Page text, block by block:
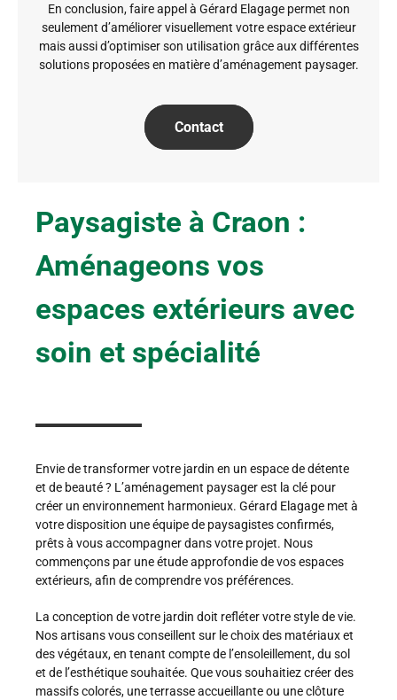
En conclusion, faire appel à Gérard Elagage permet non
seulement d’améliorer visuellement votre espace extérieur
mais aussi d’optimiser son utilisation grâce aux différentes
solutions proposées en matière d’aménagement paysager.
Contact
Paysagiste à Craon :
Aménageons vos
espaces extérieurs avec
soin et spécialité
Envie de transformer votre jardin en un espace de détente
et de beauté ? L’aménagement paysager est la clé pour
créer un environnement harmonieux. Gérard Elagage met à
votre disposition une équipe de paysagistes confirmés,
prêts à vous accompagner dans votre projet. Nous
commençons par une étude approfondie de vos espaces
extérieurs, afin de comprendre vos préférences.
La conception de votre jardin doit refléter votre style de vie.
Nos artisans vous conseillent sur le choix des matériaux et
des végétaux, en tenant compte de l’ensoleillement, du sol
et de l’esthétique souhaitée. Que vous souhaitiez créer des
massifs colorés, une terrasse accueillante ou une clôture